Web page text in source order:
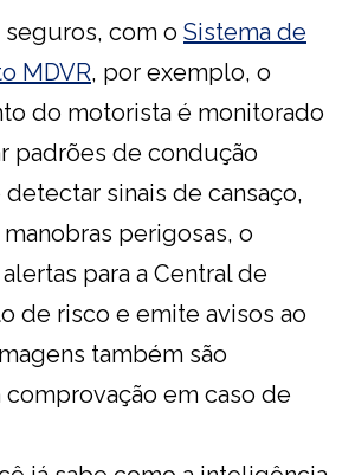
com o Sistema de
MDVR, por exemplo, o
do motorista é monitorado
padrões de condução
detectar sinais de cansaço,
perigosas, o
para a Central de
de risco e emite avisos ao
também são
comprovação em caso de